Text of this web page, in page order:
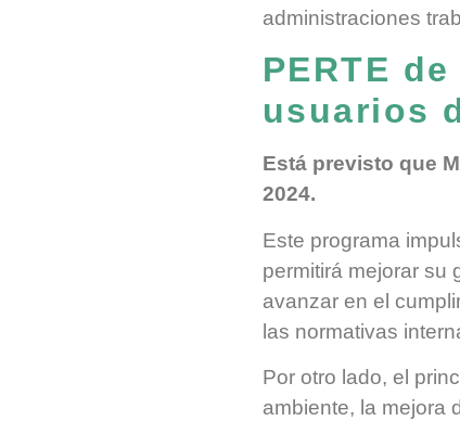
administraciones
PERTE
usuarios
Está previsto que
2024.
Este programa
permitirá mejorar su
avanzar en el
las normativas
Por otro lado, el
ambiente, la mejora